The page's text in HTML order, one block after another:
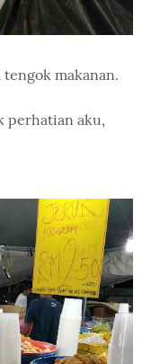
tengok makanan.
perhatian aku,